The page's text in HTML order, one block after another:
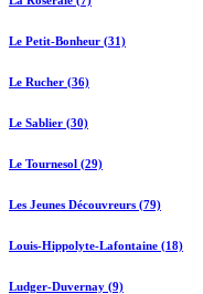
Le Petit-Bonheur (31)
Le Rucher (36)
Le Sablier (30)
Le Tournesol (29)
Les Jeunes Découvreurs (79)
Louis-Hippolyte-Lafontaine (18)
Ludger-Duvernay (9)